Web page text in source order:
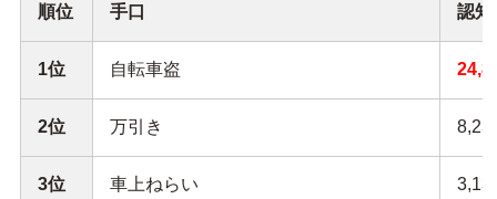
順位 手口 認知
1位 自転車盗
2位 万引き
3位 車上ねらい